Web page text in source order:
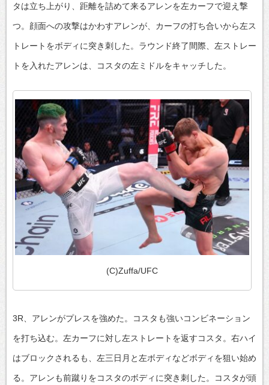
タは立ち上がり、距離を詰めて来るアレンを左カーフで迎え撃
つ。顔面への攻撃はかわすアレンが、カーフの打ち合いから左ス
トレートをボディに突き刺した。ラウンド終了間際、左ストレー
トを入れたアレンは、コスタの左ミドルをキャッチした。
(C)Zuffa/UFC
3R、アレンがプレスを強めた。コスタも強いコンビネーション
を打ち込む。左カーフに対し左ストレートを返すコスタ。右ハイ
はブロックされるも、左三日月と左ボディなどボディを狙い始め
る。アレンも前蹴りをコスタのボディに突き刺した。コスタが頭